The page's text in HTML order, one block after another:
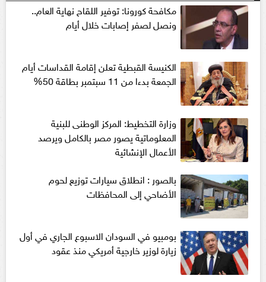
مكافحة كورونا: توفير اللقاح نهاية العام..
ونصل لصفر إصابات خلال أيام
الكنيسة القبطية تعلن إقامة القداسات أيام
الجمعة بدءا من 11 سبتمبر بطاقة 50%
وزارة التخطيط: المركز الوطنى للبنية
المعلوماتية يصور مصر بالكامل ويرصد
الأعمال الإنشائية
بالصور : انطلاق سيارات توزيع لحوم
الأضاحي إلى المحافظات
بومبيو في السودان الاسبوع الجاري في أول
زيارة لوزير خارجية أمريكي منذ عقود